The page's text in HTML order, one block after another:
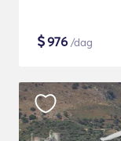
$976 /dag